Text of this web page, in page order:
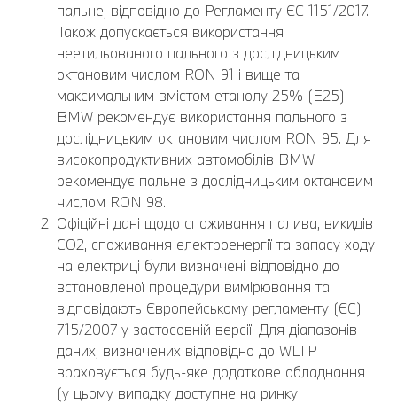
пальне, відповідно до Регламенту ЄС 1151/2017.
Також допускається використання
неетильованого пального з дослідницьким
октановим числом RON 91 і вище та
максимальним вмістом етанолу 25% (E25).
BMW рекомендує використання пального з
дослідницьким октановим числом RON 95. Для
високопродуктивних автомобілів BMW
рекомендує пальне з дослідницьким октановим
числом RON 98.
Офіційні дані щодо споживання палива, викидів
CO2, споживання електроенергії та запасу ходу
на електриці були визначені відповідно до
встановленої процедури вимірювання та
відповідають Європейському регламенту (ЄС)
715/2007 у застосовній версії. Для діапазонів
даних, визначених відповідно до WLTP
враховується будь-яке додаткове обладнання
(у цьому випадку доступне на ринку